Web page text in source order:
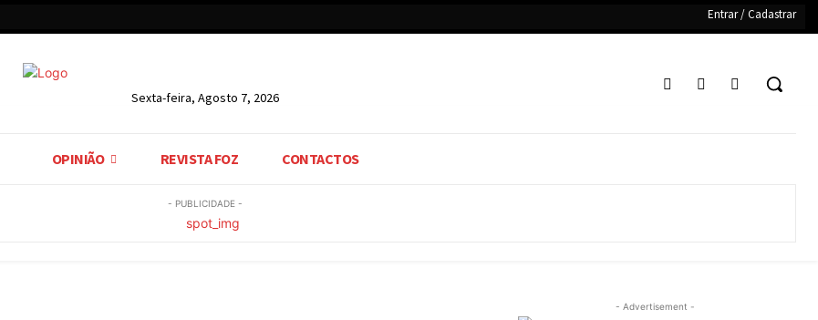
Entrar / Cadastrar
Sexta-feira, Agosto 7, 2026
OPINIÃO REVISTA FOZ CONTACTOS
- PUBLICIDADE -
- Advertisement -